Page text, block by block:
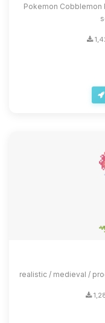
Pokemon Cobblemon
realistic / medieval /